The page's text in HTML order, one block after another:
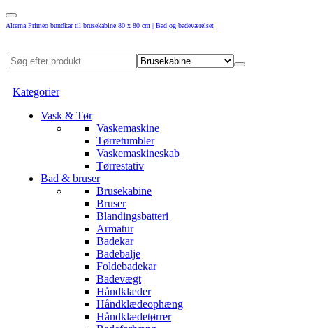
Alterna Primeo bundkar til brusekabine 80 x 80 cm | Bad og badeværelset
Kategorier
Vask & Tør
Vaskemaskine
Tørretumbler
Vaskemaskineskab
Tørrestativ
Bad & bruser
Brusekabine
Bruser
Blandingsbatteri
Armatur
Badekar
Badebalje
Foldebadekar
Badevægt
Håndklæder
Håndklædeophæng
Håndklædetørrer